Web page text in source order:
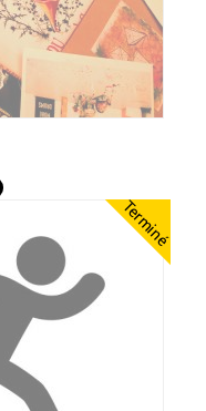
Terminé